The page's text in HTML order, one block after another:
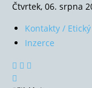
Čtvrtek, 06. srpna
Kontakty /
Inzerce